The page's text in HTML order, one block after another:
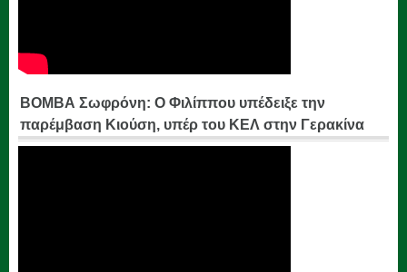
ΒΟΜΒΑ Σωφρόνη: Ο Φιλίππου υπέδειξε την
παρέμβαση Κιούση, υπέρ του ΚΕΛ στην Γερακίνα